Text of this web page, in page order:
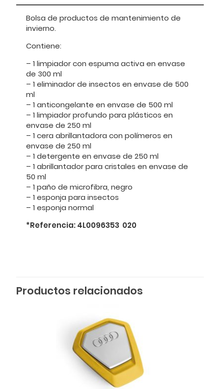
Bolsa de productos de mantenimiento de
invierno.
Contiene:
– 1 limpiador con espuma activa en envase
de 300 ml
– 1 eliminador de insectos en envase de 500
ml
– 1 anticongelante en envase de 500 ml
– 1 limpiador profundo para plásticos en
envase de 250 ml
– 1 cera abrillantadora con polímeros en
envase de 250 ml
– 1 detergente en envase de 250 ml
– 1 abrillantador para cristales en envase de
50 ml
– 1 paño de microfibra, negro
– 1 esponja para insectos
– 1 esponja normal
*Referencia: 4L0096353 020
Productos relacionados